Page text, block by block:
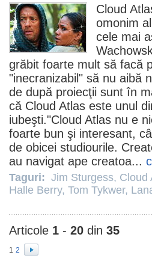
Cloud
omonim
cele mai
grăbit foarte mult să facă
"inecranizabil" să nu aibă
de după proiecţii sunt în
că Cloud Atlas este unul
iubeşti."Cloud Atlas nu e
foarte bun şi interesant,
de obicei studiourile.
au navigat ape creatoa...
Taguri: Jim Sturgess, Cloud
Halle Berry, Tom Tykwer,
Articole 1 - 20 din 35
1 2